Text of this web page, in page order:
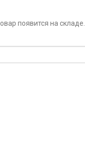
появится на складе.